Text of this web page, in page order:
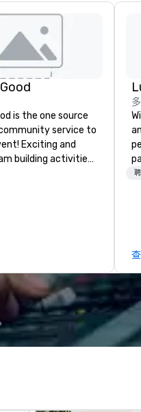
is the one source
service to
Exciting and
building activities
what we offer. Let
through the day of
4 Good
Where are
and abroad, our
you covered. Got
love? Our events put
values into